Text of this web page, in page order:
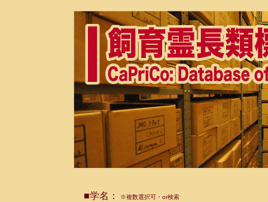
■学名： ※複数選択可・or検索